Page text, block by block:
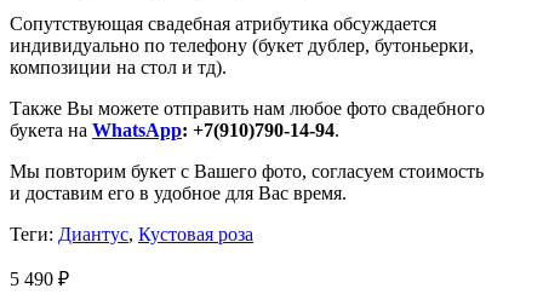
Сопутствующая свадебная атрибутика обсуждается
индивидуально по телефону (букет дублер, бутоньерки,
композиции на стол и тд).
Также Вы можете отправить нам любое фото свадебного
букета на WhatsApp: +7(910)790-14-94.
Мы повторим букет с Вашего фото, согласуем стоимость
и доставим его в удобное для Вас время.
Теги: Диантус, Кустовая роза
5 490 ₽